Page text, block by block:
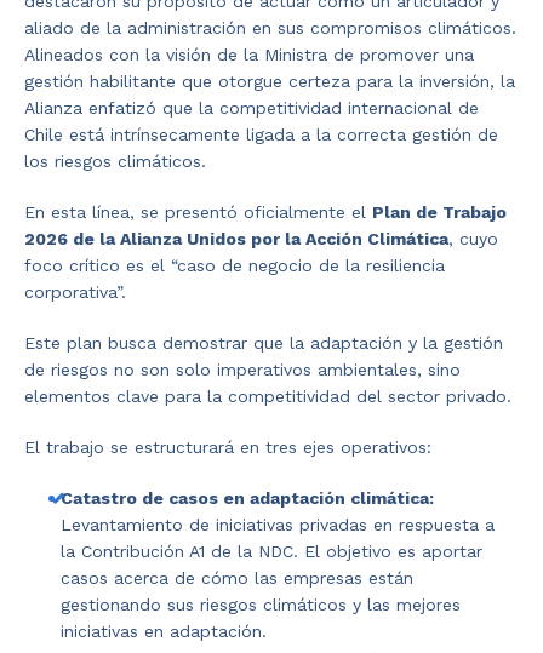
aliado de la administración en sus compromisos climáticos.
Alineados con la visión de la Ministra de promover una
gestión habilitante que otorgue certeza para la inversión, la
Alianza enfatizó que la competitividad internacional de
Chile está intrínsecamente ligada a la correcta gestión de
los riesgos climáticos.
En esta línea, se presentó oficialmente el Plan de Trabajo
2026 de la Alianza Unidos por la Acción Climática, cuyo
foco crítico es el “caso de negocio de la resiliencia
corporativa”.
Este plan busca demostrar que la adaptación y la gestión
de riesgos no son solo imperativos ambientales, sino
elementos clave para la competitividad del sector privado.
El trabajo se estructurará en tres ejes operativos:
Catastro de casos en adaptación climática:
Levantamiento de iniciativas privadas en respuesta a
la Contribución A1 de la NDC. El objetivo es aportar
casos acerca de cómo las empresas están
gestionando sus riesgos climáticos y las mejores
iniciativas en adaptación.